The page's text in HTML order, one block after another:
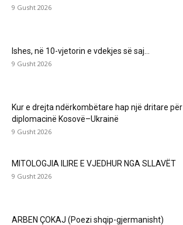
9 Gusht 2026
Ishes, në 10-vjetorin e vdekjes së saj…
9 Gusht 2026
Kur e drejta ndërkombëtare hap një dritare për
diplomacinë Kosovë–Ukrainë
9 Gusht 2026
MITOLOGJIA ILIRE E VJEDHUR NGA SLLAVËT
9 Gusht 2026
ARBEN ÇOKAJ (Poezi shqip-gjermanisht)